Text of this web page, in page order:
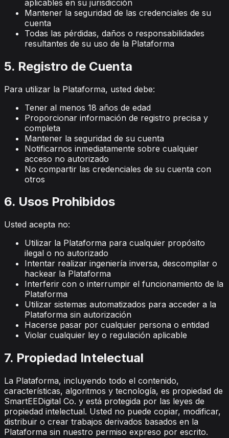
aplicables en su jurisdicción
Mantener la seguridad de las credenciales de su
cuenta
Todas las pérdidas, daños o responsabilidades
resultantes de su uso de la Plataforma
5. Registro de Cuenta
Para utilizar la Plataforma, usted debe:
Tener al menos 18 años de edad
Proporcionar información de registro precisa y
completa
Mantener la seguridad de su cuenta
Notificarnos inmediatamente sobre cualquier
acceso no autorizado
No compartir las credenciales de su cuenta con
otros
6. Usos Prohibidos
Usted acepta no:
Utilizar la Plataforma para cualquier propósito
ilegal o no autorizado
Intentar realizar ingeniería inversa, descompilar o
hackear la Plataforma
Interferir con o interrumpir el funcionamiento de la
Plataforma
Utilizar sistemas automatizados para acceder a la
Plataforma sin autorización
Hacerse pasar por cualquier persona o entidad
Violar cualquier ley o regulación aplicable
7. Propiedad Intelectual
La Plataforma, incluyendo todo el contenido,
características, algoritmos y tecnología, es propiedad de
SmartEEDigital Co. y está protegida por las leyes de
propiedad intelectual. Usted no puede copiar, modificar,
distribuir o crear trabajos derivados basados en la
Plataforma sin nuestro permiso expreso por escrito.